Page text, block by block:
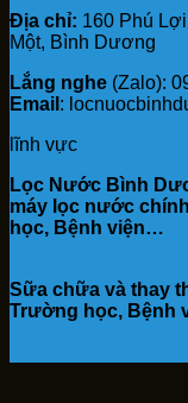
Địa chỉ: 160 Phú
Một, Bình Dương
Lắng nghe (Zalo):
Email :
lĩnh vực
Lọc Nước Bình
máy lọc nước
học, Bệnh viện…
Sữa chữa và thay
Trường học, Bệnh